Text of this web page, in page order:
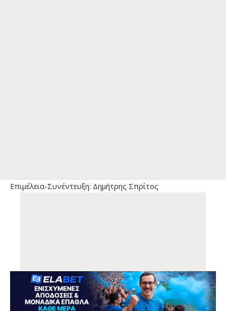
Eπιμέλεια-Συνέντευξη: Δημήτρης Σπρίτος